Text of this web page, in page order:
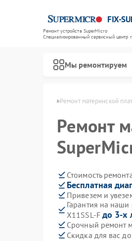
FIX-
Ремонт устройств SuperMicro
Специализированный cервисный центр г.
Мы ремонтируем
в Курске Ремонт материнской
Ремонт
Стоимость
Бесплатная
Привезем и
Гарантия на
X11SSL-F до 3-х
Срочный ремонт
Скидка для вас до